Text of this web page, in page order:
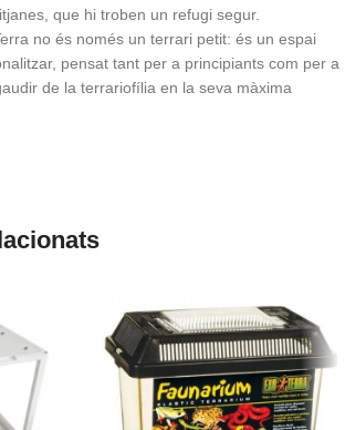
que hi troben un refugi segur.
no és només un terrari petit: és un espai
pensat tant per a principiants com per a
de la terrariofília en la seva màxima